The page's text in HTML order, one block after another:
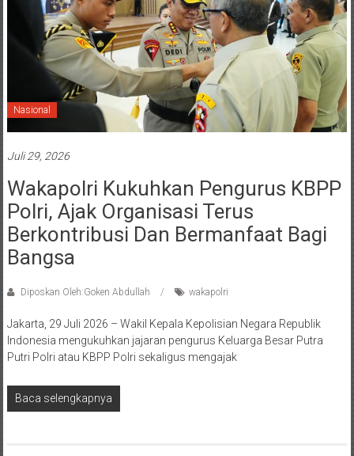
Nasional
Juli 29, 2026
Wakapolri Kukuhkan Pengurus KBPP
Polri, Ajak Organisasi Terus
Berkontribusi Dan Bermanfaat Bagi
Bangsa
Diposkan Oleh:Goken Abdullah wakapolri
Jakarta, 29 Juli 2026 – Wakil Kepala Kepolisian Negara Republik
Indonesia mengukuhkan jajaran pengurus Keluarga Besar Putra
Putri Polri atau KBPP Polri sekaligus mengajak
Baca selengkapnya